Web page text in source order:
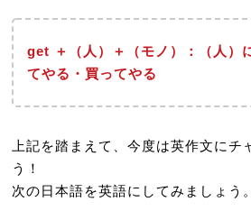
get ＋（人）＋（モノ）：（人）
てやる・買ってやる
上記を踏まえて、今度は英作文にチ
う！
次の日本語を英語にしてみましょう。